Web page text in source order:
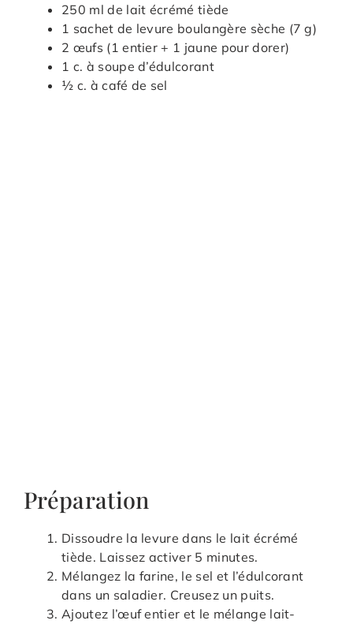
250 ml de lait écrémé tiède
1 sachet de levure boulangère sèche (7 g)
2 œufs (1 entier + 1 jaune pour dorer)
1 c. à soupe d’édulcorant
½ c. à café de sel
Préparation
Dissoudre la levure dans le lait écrémé
tiède. Laissez activer 5 minutes.
Mélangez la farine, le sel et l’édulcorant
dans un saladier. Creusez un puits.
Ajoutez l’œuf entier et le mélange lait-